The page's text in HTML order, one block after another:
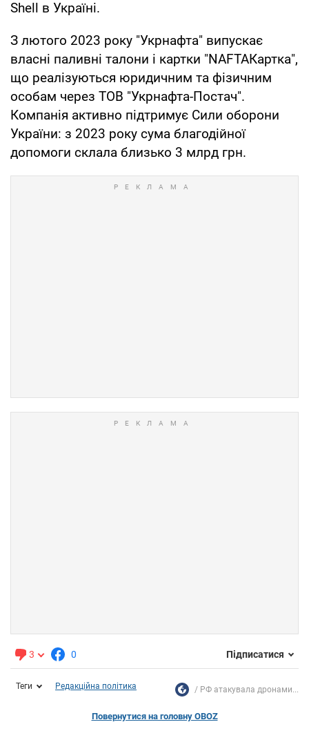
Shell в Україні.
З лютого 2023 року "Укрнафта" випускає
власні паливні талони і картки "NAFTAКартка",
що реалізуються юридичним та фізичним
особам через ТОВ "Укрнафта-Постач".
Компанія активно підтримує Сили оборони
України: з 2023 року сума благодійної
допомоги склала близько 3 млрд грн.
3 0 Підписатися
Теги Редакційна політика РФ атакувала дронами...
Повернутися на головну OBOZ